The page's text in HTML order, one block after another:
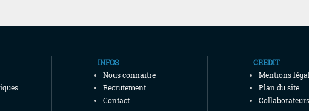
INFOS
Nous connaitre
Recrutement
Contact
CREDIT
Mentions
Plan du site
Collaborateurs